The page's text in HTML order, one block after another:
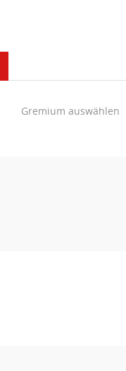
Gremium auswählen